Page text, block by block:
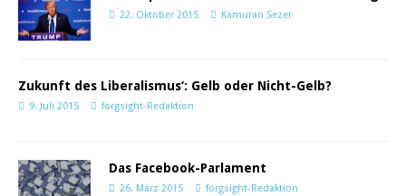
22. Oktober 2015 Kamuran Sezer
Zukunft des Liberalismus‘: Gelb oder Nicht-Gelb?
9. Juli 2015 forgsight-Redaktion
Das Facebook-Parlament
26. März 2015 forgsight-Redaktion